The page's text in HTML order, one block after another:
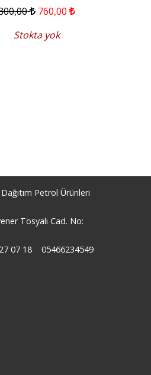
,00 760,00
Stokta yok
Petrol Ürünleri
Tosyalı Cad. No:
07 18 05466234549